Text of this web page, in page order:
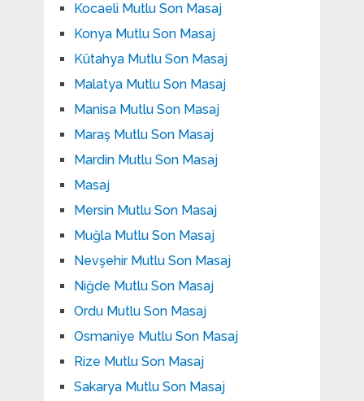
Kocaeli Mutlu Son Masaj
Konya Mutlu Son Masaj
Kütahya Mutlu Son Masaj
Malatya Mutlu Son Masaj
Manisa Mutlu Son Masaj
Maraş Mutlu Son Masaj
Mardin Mutlu Son Masaj
Masaj
Mersin Mutlu Son Masaj
Muğla Mutlu Son Masaj
Nevşehir Mutlu Son Masaj
Niğde Mutlu Son Masaj
Ordu Mutlu Son Masaj
Osmaniye Mutlu Son Masaj
Rize Mutlu Son Masaj
Sakarya Mutlu Son Masaj